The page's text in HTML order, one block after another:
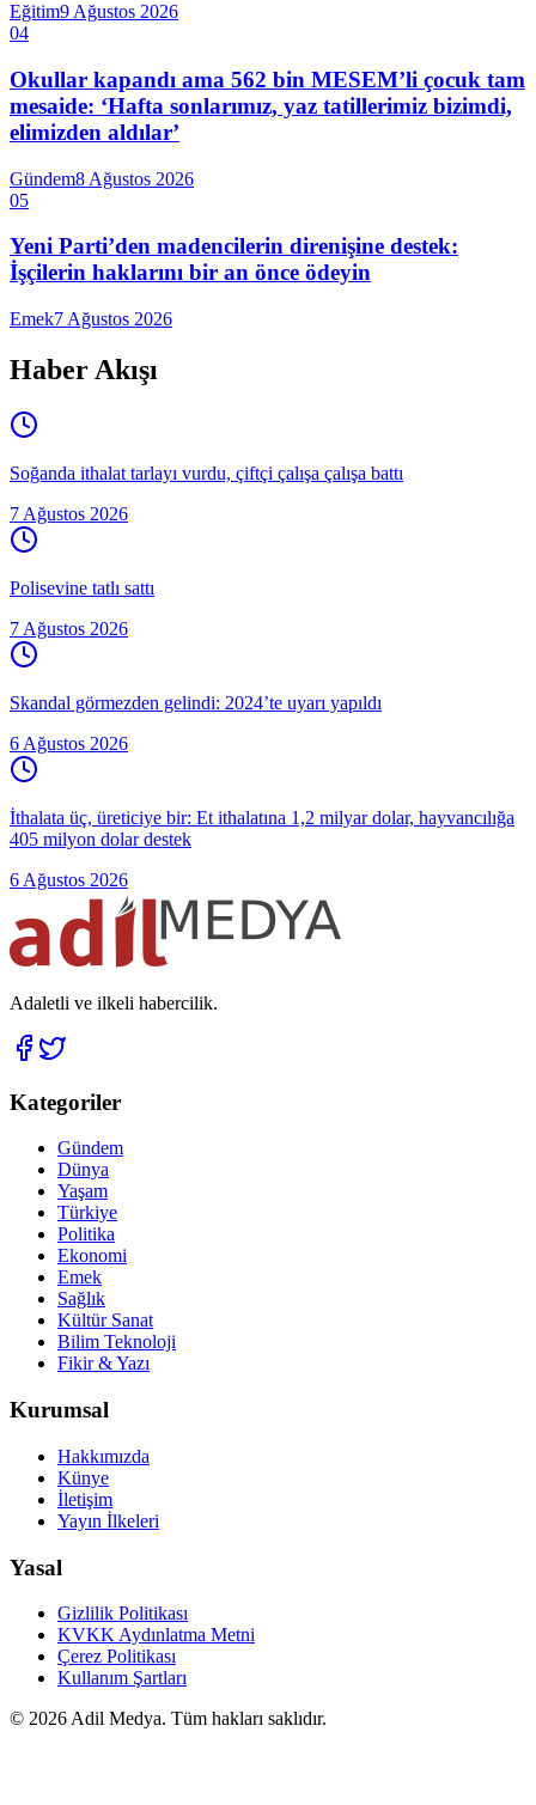
Eğitim9 Ağustos 2026
04
Okullar kapandı ama 562 bin MESEM’li çocuk tam
mesaide: ‘Hafta sonlarımız, yaz tatillerimiz bizimdi,
elimizden aldılar’
Gündem8 Ağustos 2026
05
Yeni Parti’den madencilerin direnişine destek:
İşçilerin haklarını bir an önce ödeyin
Emek7 Ağustos 2026
Haber Akışı
Soğanda ithalat tarlayı vurdu, çiftçi çalışa çalışa battı
7 Ağustos 2026
Polisevine tatlı sattı
7 Ağustos 2026
Skandal görmezden gelindi: 2024’te uyarı yapıldı
6 Ağustos 2026
İthalata üç, üreticiye bir: Et ithalatına 1,2 milyar dolar, hayvancılığa
405 milyon dolar destek
6 Ağustos 2026
Adaletli ve ilkeli habercilik.
Kategoriler
Gündem
Dünya
Yaşam
Türkiye
Politika
Ekonomi
Emek
Sağlık
Kültür Sanat
Bilim Teknoloji
Fikir & Yazı
Kurumsal
Hakkımızda
Künye
İletişim
Yayın İlkeleri
Yasal
Gizlilik Politikası
KVKK Aydınlatma Metni
Çerez Politikası
Kullanım Şartları
© 2026 Adil Medya. Tüm hakları saklıdır.